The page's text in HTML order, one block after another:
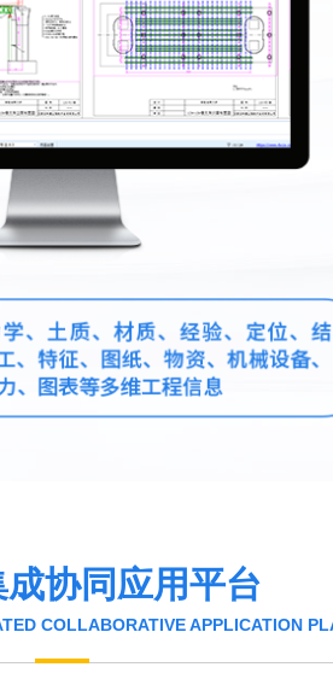
协同应用平台
COLLABORATIVE APPLICATION